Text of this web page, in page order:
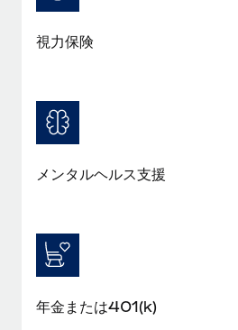
福利厚生
従業員の福利厚生を簡単に管理
ブログ
よびContractor Management
プラス）
業務に最適な人材を採用し、管理し、
詳細を見る
給与詐欺：種類、事例、ビジネス
視力保険
メンタルヘルス支援
年金または401(k)